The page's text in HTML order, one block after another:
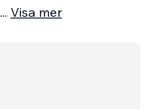
... Visa mer